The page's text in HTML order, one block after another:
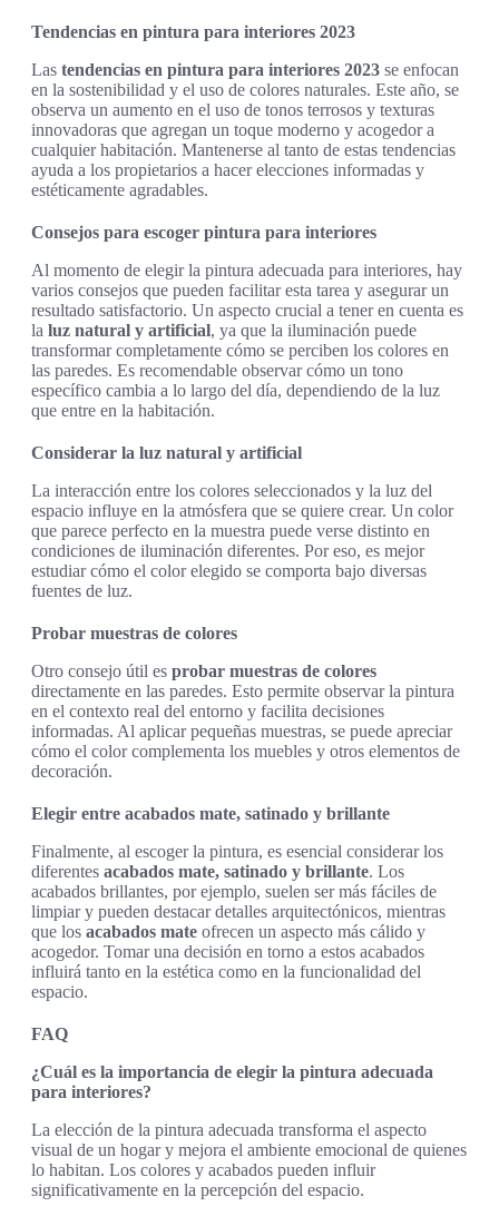
Tendencias en pintura para interiores 2023
Las tendencias en pintura para interiores 2023 se enfocan
en la sostenibilidad y el uso de colores naturales. Este año, se
observa un aumento en el uso de tonos terrosos y texturas
innovadoras que agregan un toque moderno y acogedor a
cualquier habitación. Mantenerse al tanto de estas tendencias
ayuda a los propietarios a hacer elecciones informadas y
estéticamente agradables.
Consejos para escoger pintura para interiores
Al momento de elegir la pintura adecuada para interiores, hay
varios consejos que pueden facilitar esta tarea y asegurar un
resultado satisfactorio. Un aspecto crucial a tener en cuenta es
la luz natural y artificial, ya que la iluminación puede
transformar completamente cómo se perciben los colores en
las paredes. Es recomendable observar cómo un tono
específico cambia a lo largo del día, dependiendo de la luz
que entre en la habitación.
Considerar la luz natural y artificial
La interacción entre los colores seleccionados y la luz del
espacio influye en la atmósfera que se quiere crear. Un color
que parece perfecto en la muestra puede verse distinto en
condiciones de iluminación diferentes. Por eso, es mejor
estudiar cómo el color elegido se comporta bajo diversas
fuentes de luz.
Probar muestras de colores
Otro consejo útil es probar muestras de colores
directamente en las paredes. Esto permite observar la pintura
en el contexto real del entorno y facilita decisiones
informadas. Al aplicar pequeñas muestras, se puede apreciar
cómo el color complementa los muebles y otros elementos de
decoración.
Elegir entre acabados mate, satinado y brillante
Finalmente, al escoger la pintura, es esencial considerar los
diferentes acabados mate, satinado y brillante. Los
acabados brillantes, por ejemplo, suelen ser más fáciles de
limpiar y pueden destacar detalles arquitectónicos, mientras
que los acabados mate ofrecen un aspecto más cálido y
acogedor. Tomar una decisión en torno a estos acabados
influirá tanto en la estética como en la funcionalidad del
espacio.
FAQ
¿Cuál es la importancia de elegir la pintura adecuada
para interiores?
La elección de la pintura adecuada transforma el aspecto
visual de un hogar y mejora el ambiente emocional de quienes
lo habitan. Los colores y acabados pueden influir
significativamente en la percepción del espacio.